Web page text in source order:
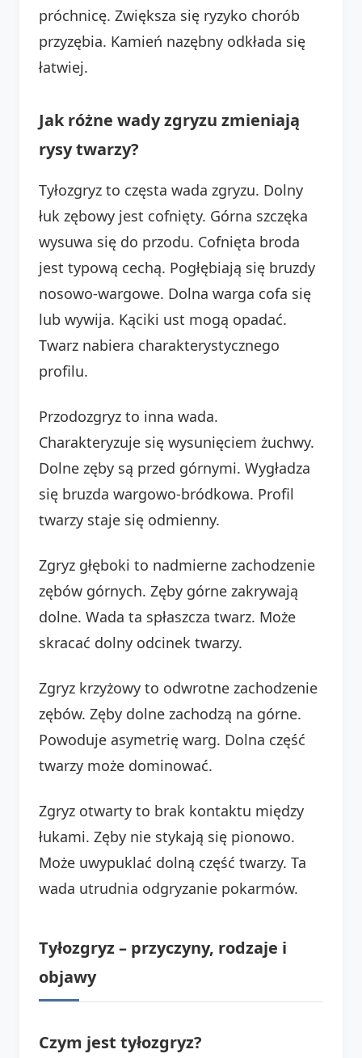
próchnicę. Zwiększa się ryzyko chorób
przyzębia. Kamień nazębny odkłada się
łatwiej.
Jak różne wady zgryzu zmieniają
rysy twarzy?
Tyłozgryz to częsta wada zgryzu. Dolny
łuk zębowy jest cofnięty. Górna szczęka
wysuwa się do przodu. Cofnięta broda
jest typową cechą. Pogłębiają się bruzdy
nosowo-wargowe. Dolna warga cofa się
lub wywija. Kąciki ust mogą opadać.
Twarz nabiera charakterystycznego
profilu.
Przodozgryz to inna wada.
Charakteryzuje się wysunięciem żuchwy.
Dolne zęby są przed górnymi. Wygładza
się bruzda wargowo-bródkowa. Profil
twarzy staje się odmienny.
Zgryz głęboki to nadmierne zachodzenie
zębów górnych. Zęby górne zakrywają
dolne. Wada ta spłaszcza twarz. Może
skracać dolny odcinek twarzy.
Zgryz krzyżowy to odwrotne zachodzenie
zębów. Zęby dolne zachodzą na górne.
Powoduje asymetrię warg. Dolna część
twarzy może dominować.
Zgryz otwarty to brak kontaktu między
łukami. Zęby nie stykają się pionowo.
Może uwypuklać dolną część twarzy. Ta
wada utrudnia odgryzanie pokarmów.
Tyłozgryz – przyczyny, rodzaje i
objawy
Czym jest tyłozgryz?